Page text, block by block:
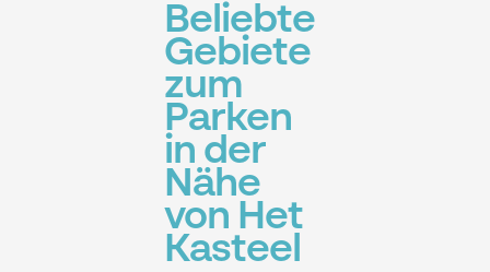
Beliebte
Gebiete
zum
Parken
in der
Nähe
von Het
Kasteel